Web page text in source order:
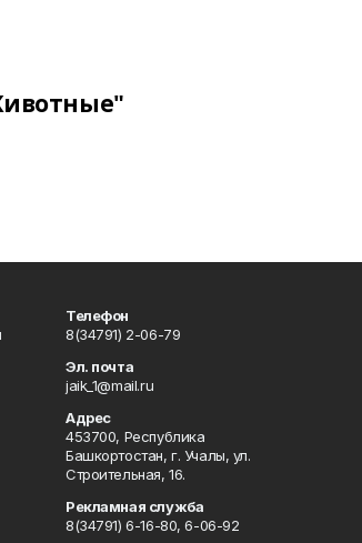
Телефон
8(34791) 2-06-79
Эл. почта
jaik_1@mail.ru
Адрес
453700, Республика
Башкортостан, г. Учалы, ул.
Строительная, 16.
Рекламная служба
8(34791) 6-16-80, 6-06-92